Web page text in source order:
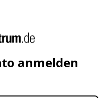
anmelden